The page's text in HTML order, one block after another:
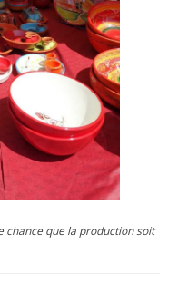
chance que la production soit